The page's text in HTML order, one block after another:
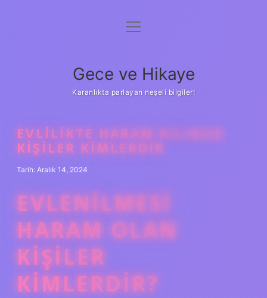
Anasayfa
Yasal Uyarı
menüyü
Gece ve Hikaye
Karanlıkta parlayan neşeli bilgiler!
EVLILIKTE HARAM KILINAN
KIŞILER KIMLERDIR
Tarih: Aralık 14, 2024
EVLENILMESI
HARAM OLAN
KIŞILER
KIMLERDIR?